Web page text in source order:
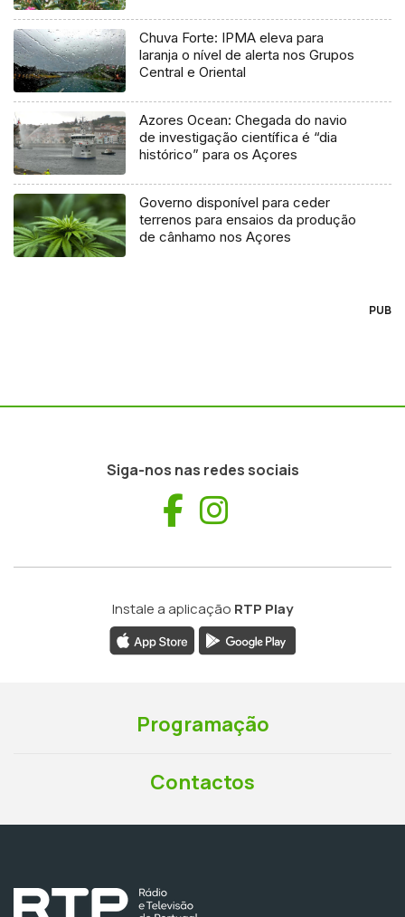
Chuva Forte: IPMA eleva para
laranja o nível de alerta nos Grupos
Central e Oriental
Azores Ocean: Chegada do navio
de investigação científica é “dia
histórico” para os Açores
Governo disponível para ceder
terrenos para ensaios da produção
de cânhamo nos Açores
PUB
Siga-nos nas redes sociais
Facebook
Instale a aplicação RTP Play
Programação
Contactos